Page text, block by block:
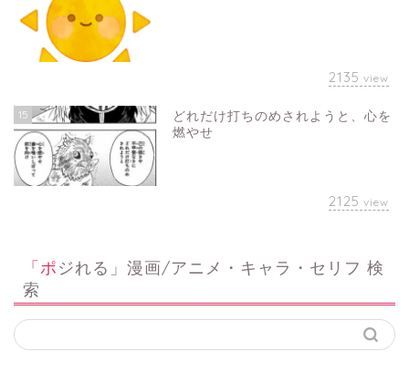
2135 view
15
どれだけ打ちのめされようと、心を
燃やせ
2125 view
「ポジれる」漫画/アニメ・キャラ・セリフ 検
索